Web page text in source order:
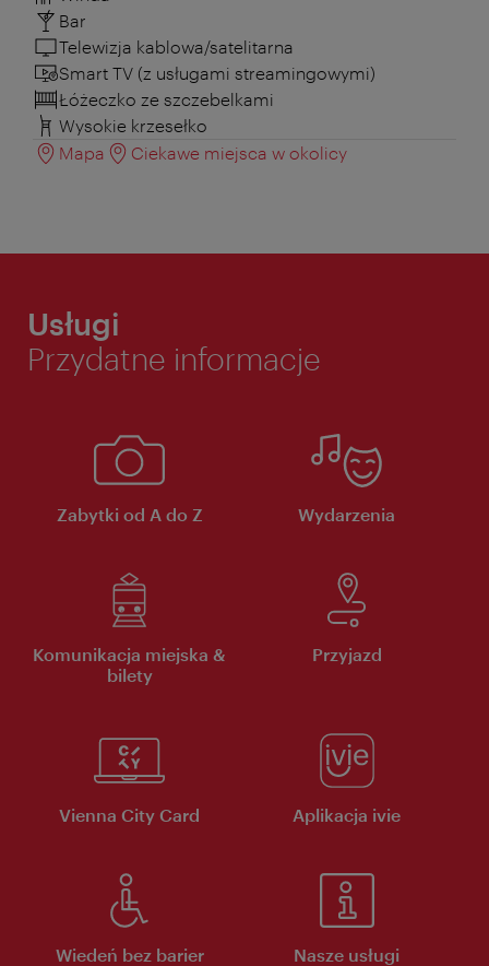
Bar
Telewizja kablowa/satelitarna
Smart TV (z usługami streamingowymi)
Łóżeczko ze szczebelkami
Wysokie krzesełko
Mapa
Ciekawe miejsca w okolicy
Usługi
Przydatne informacje
Zabytki od A do Z Wydarzenia
Komunikacja miejska &
bilety
Przyjazd
Vienna City Card Aplikacja ivie
Wiedeń bez barier Nasze usługi